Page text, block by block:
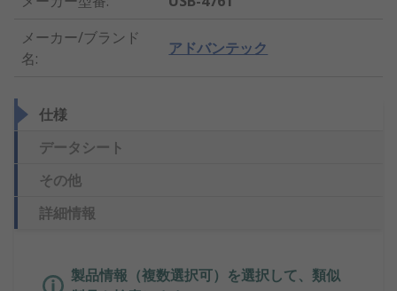
メーカー/ブランド
名:
アドバンテック
仕様
データシート
その他
詳細情報
製品情報（複数選択可）を選択して、類似